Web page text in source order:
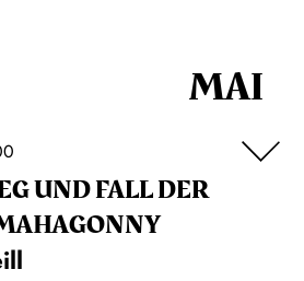
MAI
UND FALL DER